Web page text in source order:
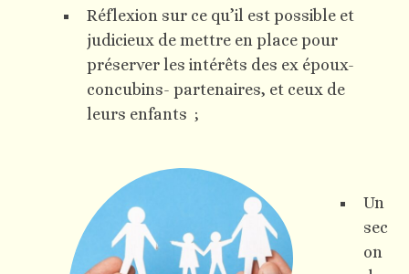
Réflexion sur ce qu’il est possible et
judicieux de mettre en place pour
préserver les intérêts des ex époux-
concubins- partenaires, et ceux de
leurs enfants ;
Un
sec
on